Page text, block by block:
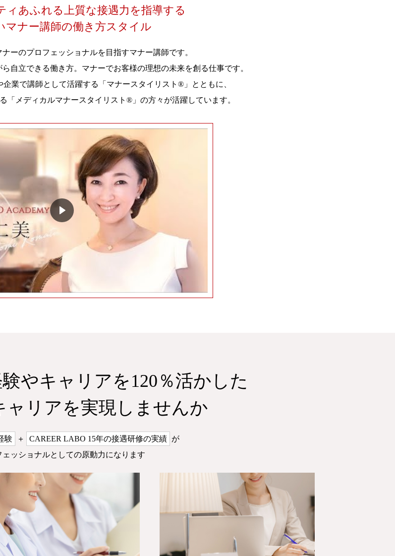
ィあふれる上質な接遇力を指導する
マナー講師の働き方スタイル
ーのプロフェッショナルを目指すマナー講師です。
自立できる働き方。マナーでお客様の理想の未来を創る仕事です。
業で講師として活躍する「マナースタイリスト®」とともに、
「メディカルマナースタイリスト®」の方々が活躍しています。
やキャリアを120％活かした
ャリアを実現しませんか
験 ＋ CAREER LABO 15年の接遇研修の実績 が
ェッショナルとしての原動力になります